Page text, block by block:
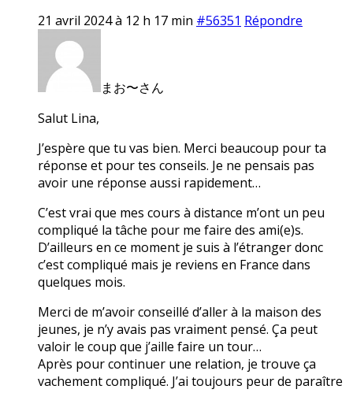
21 avril 2024 à 12 h 17 min #56351 Répondre
まお〜さん
Salut Lina,
J’espère que tu vas bien. Merci beaucoup pour ta
réponse et pour tes conseils. Je ne pensais pas
avoir une réponse aussi rapidement…
C’est vrai que mes cours à distance m’ont un peu
compliqué la tâche pour me faire des ami(e)s.
D’ailleurs en ce moment je suis à l’étranger donc
c’est compliqué mais je reviens en France dans
quelques mois.
Merci de m’avoir conseillé d’aller à la maison des
jeunes, je n’y avais pas vraiment pensé. Ça peut
valoir le coup que j’aille faire un tour…
Après pour continuer une relation, je trouve ça
vachement compliqué. J’ai toujours peur de paraître